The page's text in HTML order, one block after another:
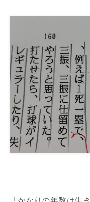
「かなりの年数は生